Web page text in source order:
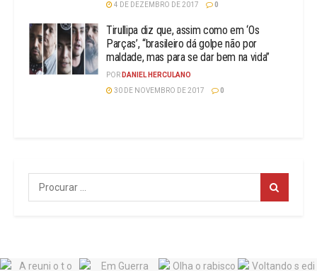
4 DE DEZEMBRO DE 2017
0
Tirullipa diz que, assim como em ‘Os
Parças’, “brasileiro dá golpe não por
maldade, mas para se dar bem na vida”
POR DANIEL HERCULANO
30 DE NOVEMBRO DE 2017
0